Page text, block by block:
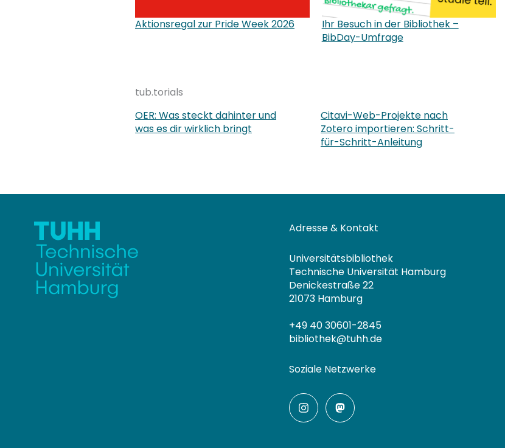
Aktionsregal zur Pride Week 2026
Ihr Besuch in der Bibliothek –
BibDay-Umfrage
tub.torials
OER: Was steckt dahinter und
was es dir wirklich bringt
Citavi-Web-Projekte nach
Zotero importieren: Schritt-
für-Schritt-Anleitung
Adresse & Kontakt
Universitätsbibliothek
Technische Universität Hamburg
Denickestraße 22
21073 Hamburg
+49 40 30601-2845
bibliothek@tuhh.de
Soziale Netzwerke